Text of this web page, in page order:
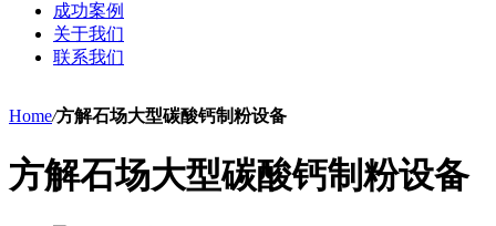
成功案例
关于我们
联系我们
Home/方解石场大型碳酸钙制粉设备
方解石场大型碳酸钙制粉设备